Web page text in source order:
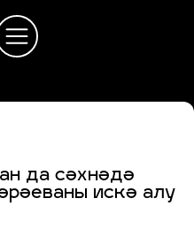
да сәхнәдә
искә алу